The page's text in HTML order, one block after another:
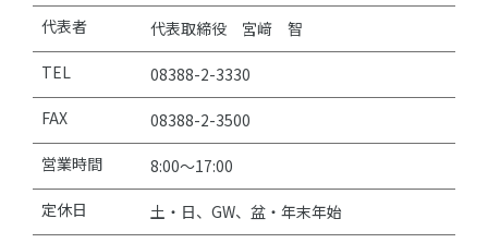
代表者
代表取締役 宮﨑 智
TEL
08388-2-3330
FAX
08388-2-3500
営業時間
8:00～17:00
定休日
土・日、GW、盆・年末年始